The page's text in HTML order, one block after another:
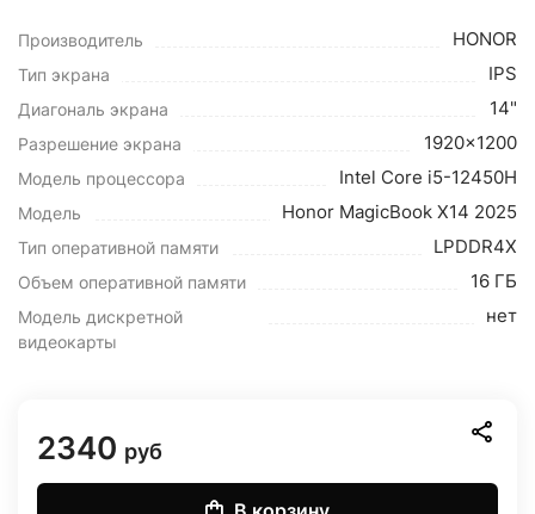
Производитель HONOR
Тип экрана IPS
Диагональ экрана 14"
Разрешение экрана 1920x1200
Модель процессора Intel Core i5-12450H
Модель Honor MagicBook X14 2025
Тип оперативной памяти LPDDR4X
Объем оперативной памяти 16 ГБ
Модель дискретной
видеокарты
нет
2340 руб